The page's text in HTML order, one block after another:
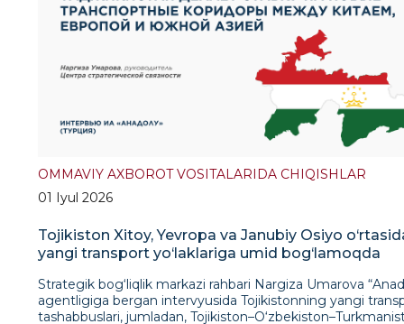
OMMAVIY AXBOROT VOSITALARIDA CHIQISHLAR
01 Iyul 2026
Tojikiston Xitoy, Yevropa va Janubiy Osiyo
yangi transport yo‘laklariga umid bog‘lamoqda
Strategik bog‘liqlik markazi rahbari Nargiza Umarova
agentligiga bergan intervyusida Tojikistonning yangi
tashabbuslari, jumladan,